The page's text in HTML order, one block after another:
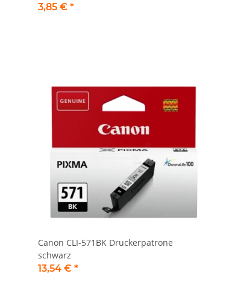
3,85 € *
Canon CLI-571BK Druckerpatrone
schwarz
13,54 € *